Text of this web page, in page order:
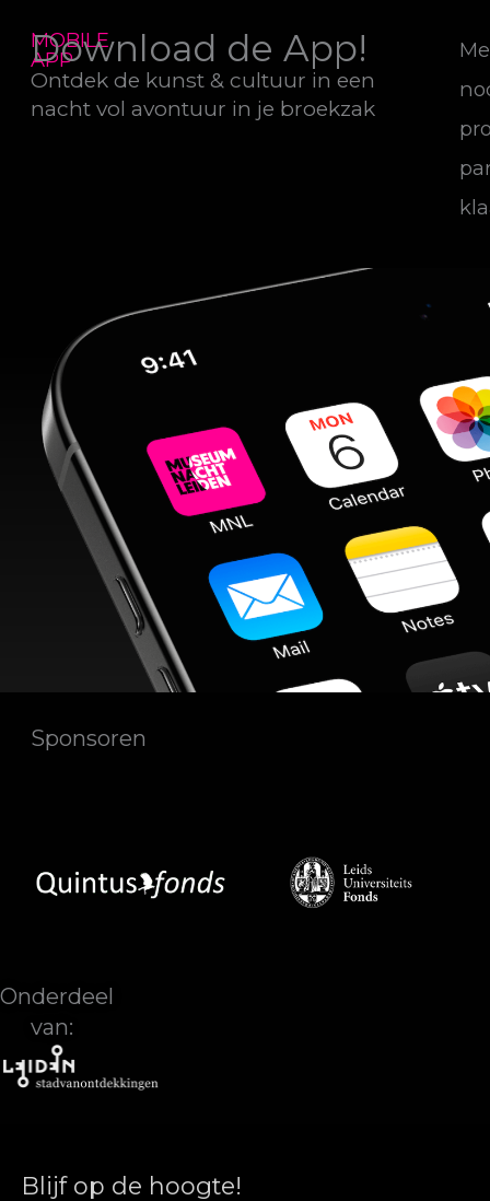
MOBILE
APP
Download de App!
Ontdek de kunst & cultuur in een
nacht vol avontuur in je broekzak
Sponsoren
Onderdeel
van:
Blijf op de hoogte!